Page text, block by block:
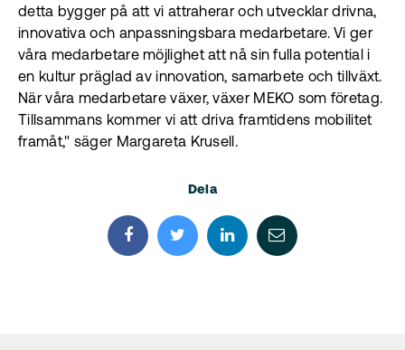
detta bygger på att vi attraherar och utvecklar drivna,
innovativa och anpassningsbara medarbetare. Vi ger
våra medarbetare möjlighet att nå sin fulla potential i
en kultur präglad av innovation, samarbete och tillväxt.
När våra medarbetare växer, växer MEKO som företag.
Tillsammans kommer vi att driva framtidens mobilitet
framåt," säger Margareta Krusell.
Dela